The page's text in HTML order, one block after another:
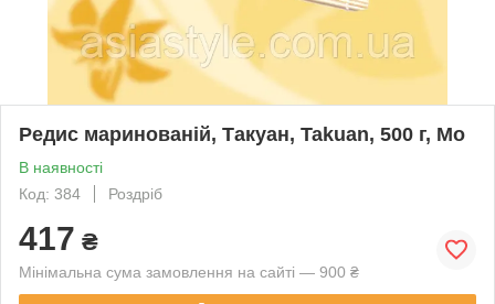
Редис маринованій, Такуан, Takuan, 500 г, Мо
В наявності
Код: 384
Роздріб
417 ₴
Мінімальна сума замовлення на сайті — 900 ₴